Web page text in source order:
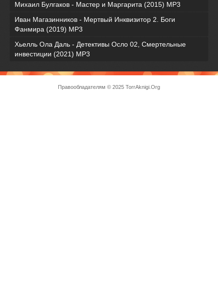
Михаил Булгаков - Мастер и Маргарита (2015) MP3
Иван Магазинников - Мертвый Инквизитор 2. Боги
Фанмира (2019) MP3
Хьелль Ола Даль - Детективы Осло 02, Смертельные
инвестиции (2021) МР3
Правообладателям © 2025 TorrAknigi.Org